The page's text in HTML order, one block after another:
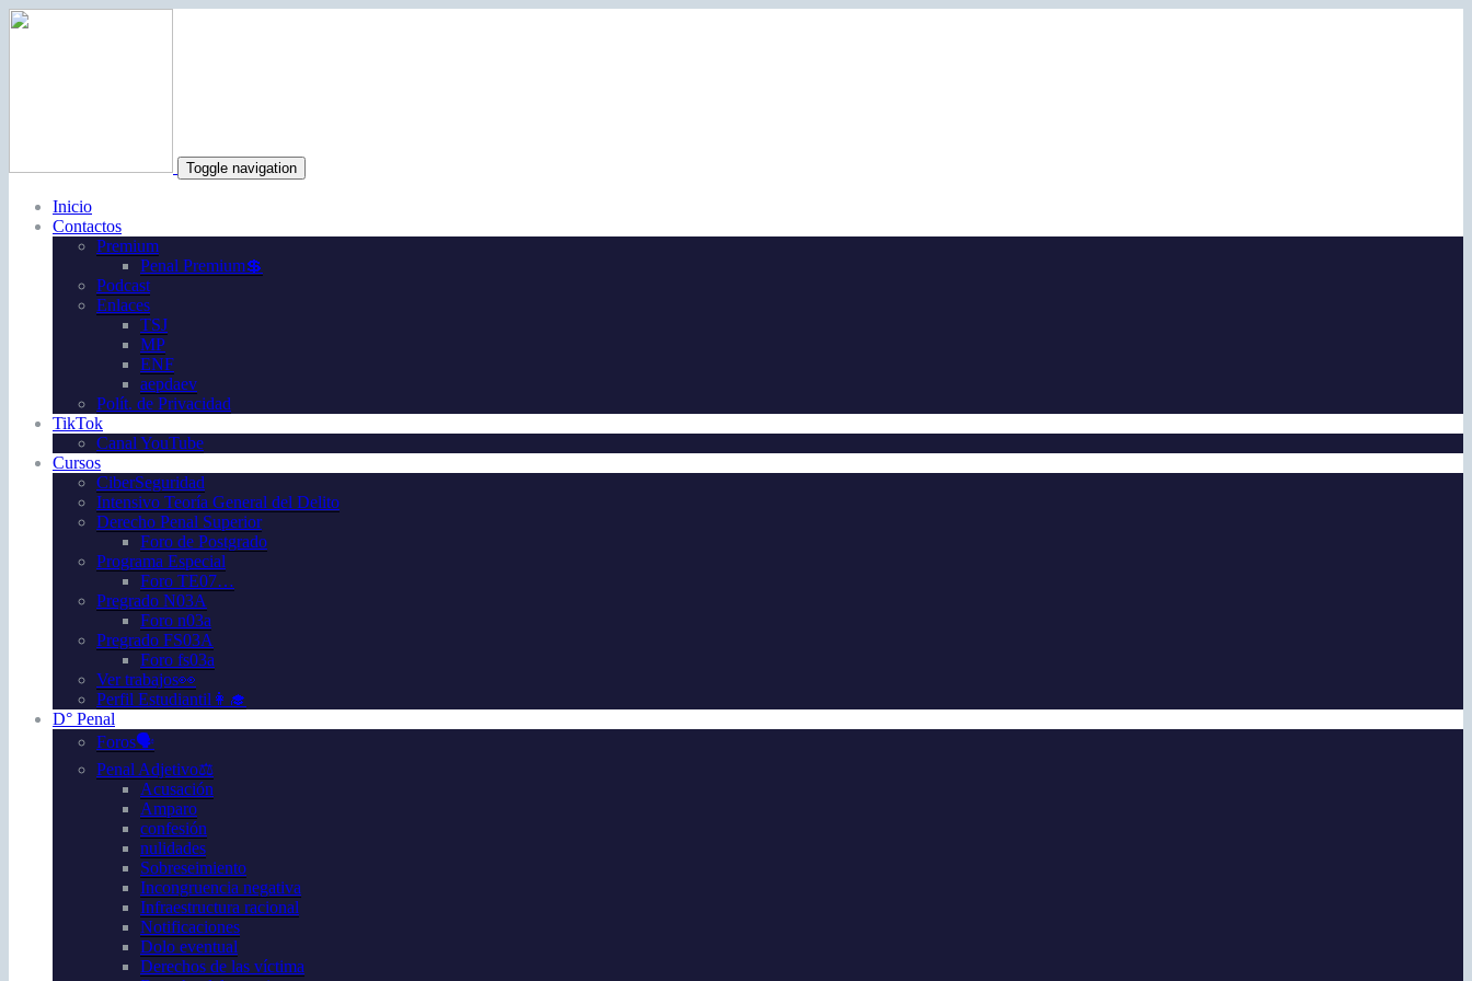
Toggle navigation
Inicio
Contactos
Premium
Penal Premium💲
Podcast
Enlaces
TSJ
MP
ENF
aepdaev
Polít. de Privacidad
TikTok
Canal YouTube
Cursos
CiberSeguridad
Intensivo Teoría General del Delito
Derecho Penal Superior
Foro de Postgrado
Programa Especial
Foro TE07…
Pregrado N03A
Foro n03a
Pregrado FS03A
Foro fs03a
Ver trabajos👀
Perfil Estudiantil👩‍🎓
D° Penal
Foros🗣️
Penal Adjetivo⚖️
Acusación
Amparo
confesión
nulidades
Sobreseimiento
Incongruencia negativa
Infraestructura racional
Notificaciones
Dolo eventual
Derechos de las víctima